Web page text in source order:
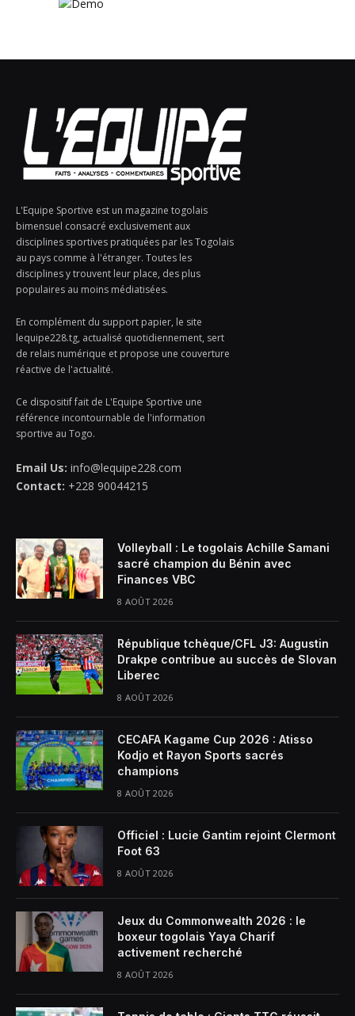
L'Equipe Sportive est un magazine togolais
bimensuel consacré exclusivement aux
disciplines sportives pratiquées par les Togolais
au pays comme à l'étranger. Toutes les
disciplines y trouvent leur place, des plus
populaires au moins médiatisées.
En complément du support papier, le site
lequipe228.tg, actualisé quotidiennement, sert
de relais numérique et propose une couverture
réactive de l'actualité.
Ce dispositif fait de L'Equipe Sportive une
référence incontournable de l'information
sportive au Togo.
Email Us: info@lequipe228.com
Contact: +228 90044215
Volleyball : Le togolais Achille Samani
sacré champion du Bénin avec
Finances VBC
8 AOÛT 2026
République tchèque/CFL J3: Augustin
Drakpe contribue au succès de Slovan
Liberec
8 AOÛT 2026
CECAFA Kagame Cup 2026 : Atisso
Kodjo et Rayon Sports sacrés
champions
8 AOÛT 2026
Officiel : Lucie Gantim rejoint Clermont
Foot 63
8 AOÛT 2026
Jeux du Commonwealth 2026 : le
boxeur togolais Yaya Charif
activement recherché
8 AOÛT 2026